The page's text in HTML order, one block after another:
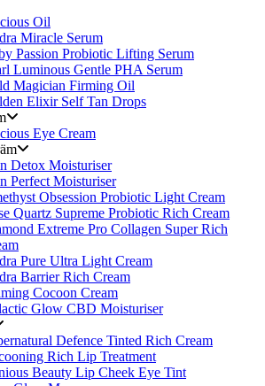
Oil
Miracle Serum
Passion Probiotic Lifting Serum
Luminous Gentle PHA Serum
Magician Firming Oil
Elixir Self Tan Drops
Eye Cream
Detox Moisturiser
Perfect Moisturiser
Obsession Probiotic Light Cream
Quartz Supreme Probiotic Rich Cream
Extreme Pro Collagen Super Rich
Pure Ultra Light Cream
Barrier Rich Cream
Cocoon Cream
Glow CBD Moisturiser
Defence Tinted Rich Cream
Rich Lip Treatment
Beauty Lip Cheek Eye Tint